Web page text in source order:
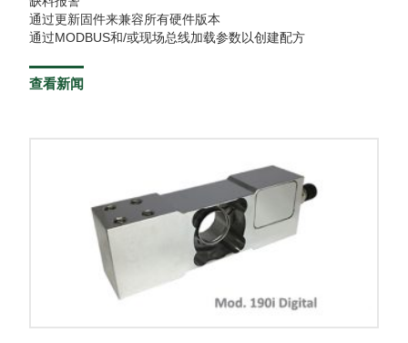
通过更新固件来兼容所有硬件版本
通过MODBUS和/或现场总线加载参数以创建配方
查看新闻